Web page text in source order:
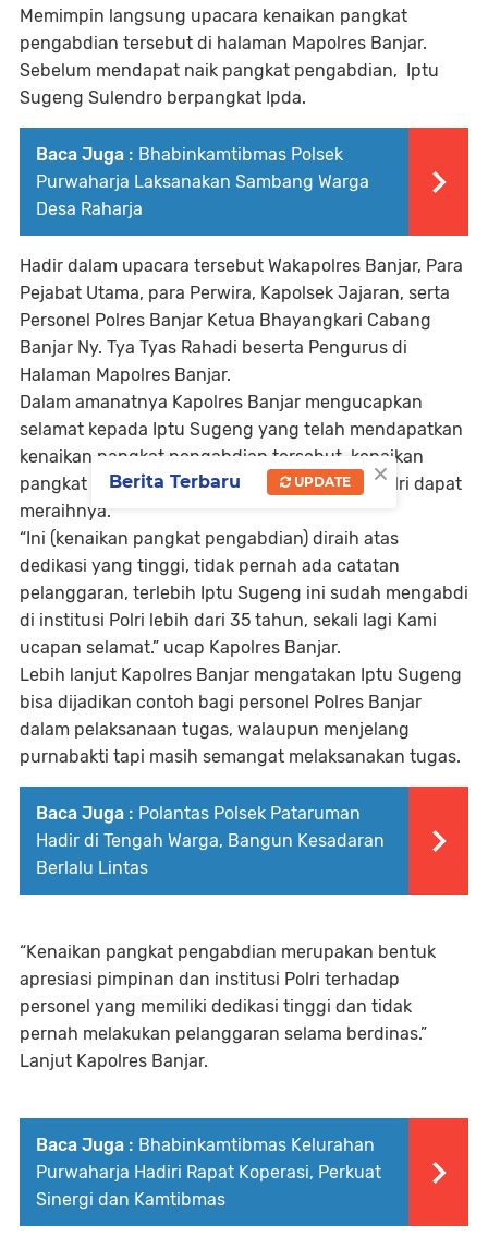
Memimpin langsung upacara kenaikan pangkat
pengabdian tersebut di halaman Mapolres Banjar.
Sebelum mendapat naik pangkat pengabdian, Iptu
Sugeng Sulendro berpangkat Ipda.
Baca Juga : Bhabinkamtibmas Polsek
Purwaharja Laksanakan Sambang Warga
Desa Raharja
Hadir dalam upacara tersebut Wakapolres Banjar, Para
Pejabat Utama, para Perwira, Kapolsek Jajaran, serta
Personel Polres Banjar Ketua Bhayangkari Cabang
Banjar Ny. Tya Tyas Rahadi beserta Pengurus di
Halaman Mapolres Banjar.
Dalam amanatnya Kapolres Banjar mengucapkan
selamat kepada Iptu Sugeng yang telah mendapatkan
kenaikan pangkat pengabdian tersebut, kenaikan
pangkat pengabdian tidak semua Personel Polri dapat
meraihnya.
“Ini (kenaikan pangkat pengabdian) diraih atas
dedikasi yang tinggi, tidak pernah ada catatan
pelanggaran, terlebih Iptu Sugeng ini sudah mengabdi
di institusi Polri lebih dari 35 tahun, sekali lagi Kami
ucapan selamat.” ucap Kapolres Banjar.
Lebih lanjut Kapolres Banjar mengatakan Iptu Sugeng
bisa dijadikan contoh bagi personel Polres Banjar
dalam pelaksanaan tugas, walaupun menjelang
purnabakti tapi masih semangat melaksanakan tugas.
Baca Juga : Polantas Polsek Pataruman
Hadir di Tengah Warga, Bangun Kesadaran
Berlalu Lintas
“Kenaikan pangkat pengabdian merupakan bentuk
apresiasi pimpinan dan institusi Polri terhadap
personel yang memiliki dedikasi tinggi dan tidak
pernah melakukan pelanggaran selama berdinas.”
Lanjut Kapolres Banjar.
Baca Juga : Bhabinkamtibmas Kelurahan
Purwaharja Hadiri Rapat Koperasi, Perkuat
Sinergi dan Kamtibmas
×
Berita Terbaru UPDATE